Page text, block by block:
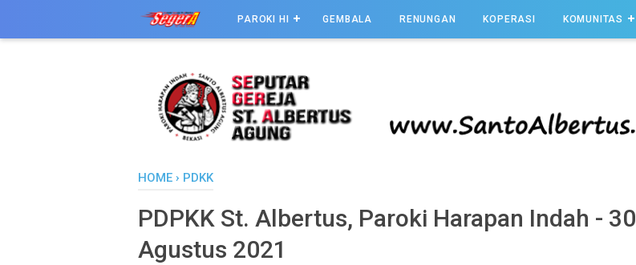
PAROKI HI GEMBALA RENUNGAN KOPERASI KOMUNITAS
HOME › PDKK
PDPKK St. Albertus, Paroki Harapan Indah - 30
Agustus 2021